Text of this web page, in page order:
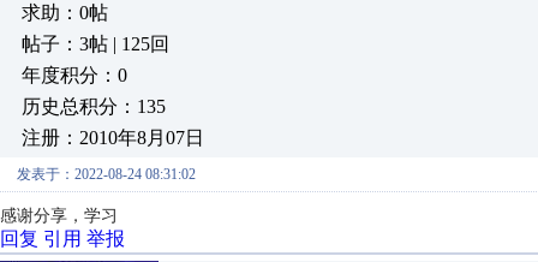
求助：0帖
帖子：3帖 | 125回
年度积分：0
历史总积分：135
注册：2010年8月07日
发表于：2022-08-24 08:31:02
感谢分享，学习
回复 引用 举报